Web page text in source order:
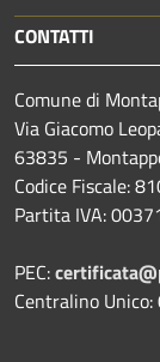
CONTATTI
Comune di
Via Giacomo
63835 -
Codice Fiscale:
Partita IVA:
PEC:
Centralino